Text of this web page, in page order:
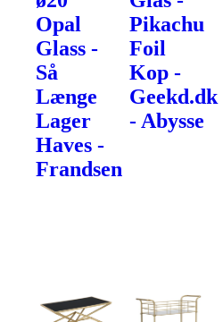
Opal
Glass -
Så
Længe
Lager
Haves -
Frandsen
Pikachu
Foil
Kop -
Geekd.dk
- Abysse